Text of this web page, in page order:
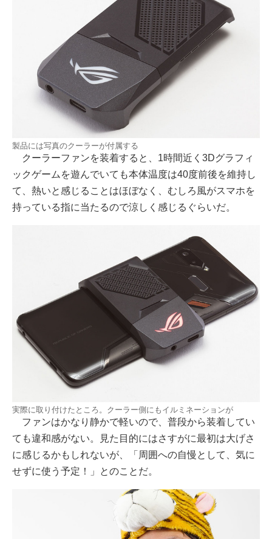
製品には写真のクーラーが付属する
クーラーファンを装着すると、1時間近く3Dグラフィ
ックゲームを遊んでいても本体温度は40度前後を維持し
て、熱いと感じることはほぼなく、むしろ風がスマホを
持っている指に当たるので涼しく感じるぐらいだ。
実際に取り付けたところ。クーラー側にもイルミネーションが
ファンはかなり静かで軽いので、普段から装着してい
ても違和感がない。見た目的にはさすがに最初は大げさ
に感じるかもしれないが、「周囲への自慢として、気に
せずに使う予定！」とのことだ。